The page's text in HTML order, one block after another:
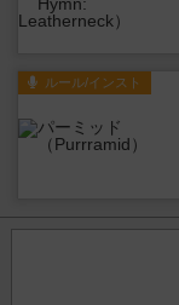
ルール/インスト